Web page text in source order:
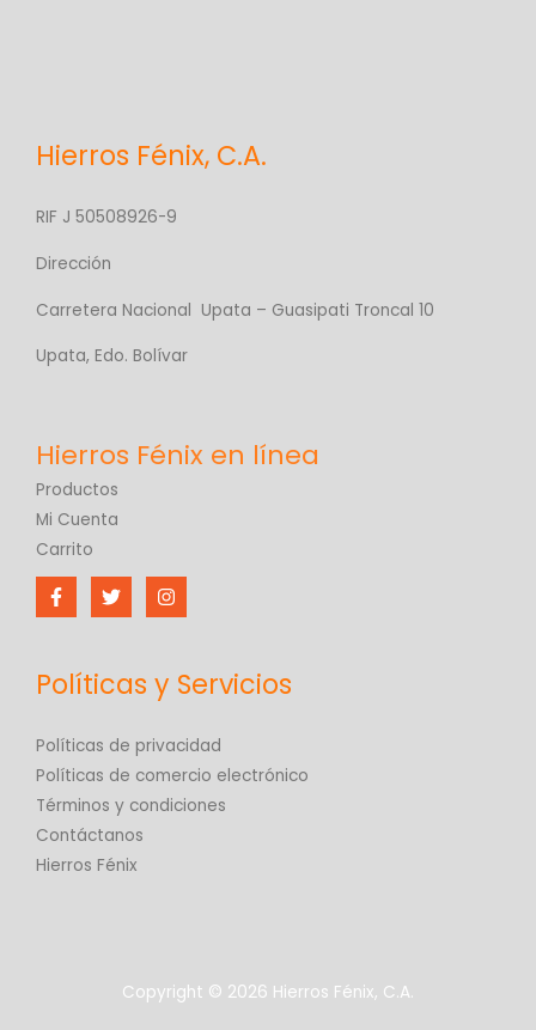
Hierros Fénix, C.A.
RIF J 50508926-9
Dirección
Carretera Nacional Upata – Guasipati Troncal 10
Upata, Edo. Bolívar
Productos
Mi Cuenta
Carrito
Políticas y Servicios
Políticas de privacidad
Políticas de comercio electrónico
Términos y condiciones
Contáctanos
Hierros Fénix
Copyright © 2026 Hierros Fénix, C.A.